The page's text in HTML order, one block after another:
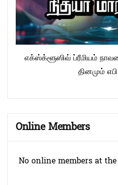
எக்ஸ்க்ளூஸிவ் ப்ரீமியம்
தினமும்
Online Members
No online members at